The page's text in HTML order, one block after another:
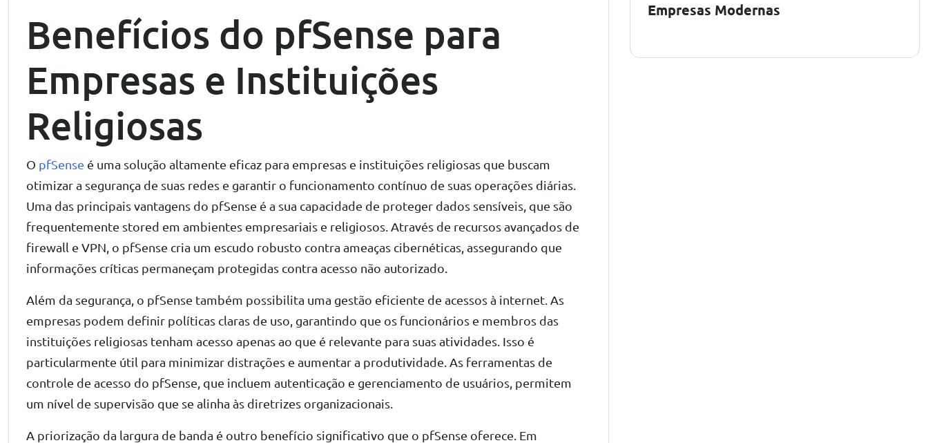
Benefícios do pfSense para
Empresas e Instituições
Religiosas
O pfSense é uma solução altamente eficaz para empresas e instituições religiosas que buscam
otimizar a segurança de suas redes e garantir o funcionamento contínuo de suas operações diárias.
Uma das principais vantagens do pfSense é a sua capacidade de proteger dados sensíveis, que são
frequentemente stored em ambientes empresariais e religiosos. Através de recursos avançados de
firewall e VPN, o pfSense cria um escudo robusto contra ameaças cibernéticas, assegurando que
informações críticas permaneçam protegidas contra acesso não autorizado.
Além da segurança, o pfSense também possibilita uma gestão eficiente de acessos à internet. As
empresas podem definir políticas claras de uso, garantindo que os funcionários e membros das
instituições religiosas tenham acesso apenas ao que é relevante para suas atividades. Isso é
particularmente útil para minimizar distrações e aumentar a produtividade. As ferramentas de
controle de acesso do pfSense, que incluem autenticação e gerenciamento de usuários, permitem
um nível de supervisão que se alinha às diretrizes organizacionais.
A priorização da largura de banda é outro benefício significativo que o pfSense oferece. Em
Empresas Modernas